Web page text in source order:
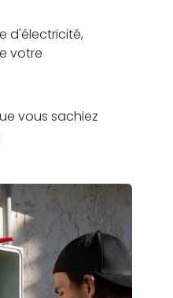
d'électricité,
votre
vous sachiez